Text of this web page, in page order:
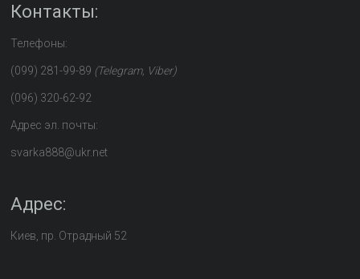
Контакты:
Телефоны:
(099) 281-99-89 (Telegram, Viber)
(096) 320-62-92
Адрес эл. почты:
svarka888@ukr.net
Адрес:
Киев, пр. Отрадный 52